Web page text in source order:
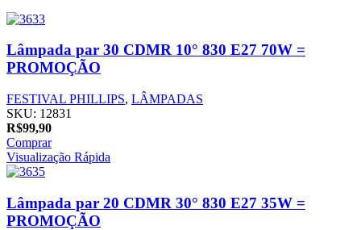
Lâmpada par 30 CDMR 10° 830 E27 70W =
PROMOÇÃO
FESTIVAL PHILLIPS, LÂMPADAS
SKU: 12831
R$99,90
Comprar
Visualização Rápida
Lâmpada par 20 CDMR 30° 830 E27 35W =
PROMOÇÃO